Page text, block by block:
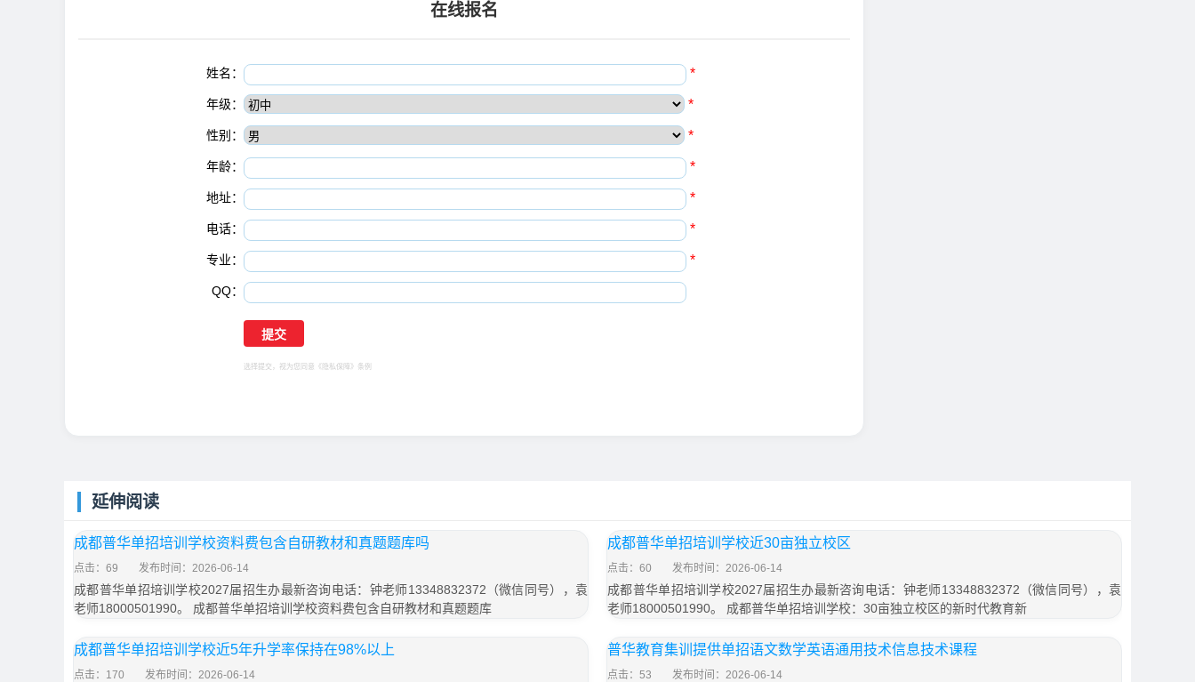
在线报名
姓名： *
年级： *
性别： *
年龄： *
地址： *
电话： *
专业： *
QQ：
选择提交，视为您同意 《隐私保障》 条例
延伸阅读
成都普华单招培训学校资料费包含自研教材和真题题库吗
点击：69 发布时间：2026-06-14
成都普华单招培训学校2027届招生办最新咨询电话：钟老师13348832372（微信同号），袁
老师18000501990。 成都普华单招培训学校资料费包含自研教材和真题题库
成都普华单招培训学校近30亩独立校区
点击：60 发布时间：2026-06-14
成都普华单招培训学校2027届招生办最新咨询电话：钟老师13348832372（微信同号），袁
老师18000501990。 成都普华单招培训学校：30亩独立校区的新时代教育新
成都普华单招培训学校近5年升学率保持在98%以上
点击：170 发布时间：2026-06-14
普华教育集训提供单招语文数学英语通用技术信息技术课程
点击：53 发布时间：2026-06-14